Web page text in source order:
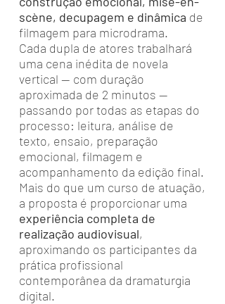
scène, decupagem e dinâmica de
filmagem para microdrama.
Cada dupla de atores trabalhará
uma cena inédita de novela
vertical — com duração
aproximada de 2 minutos —
passando por todas as etapas do
processo: leitura, análise de
texto, ensaio, preparação
emocional, filmagem e
acompanhamento da edição final.
Mais do que um curso de atuação,
a proposta é proporcionar uma
experiência completa de
realização audiovisual,
aproximando os participantes da
prática profissional
contemporânea da dramaturgia
digital.